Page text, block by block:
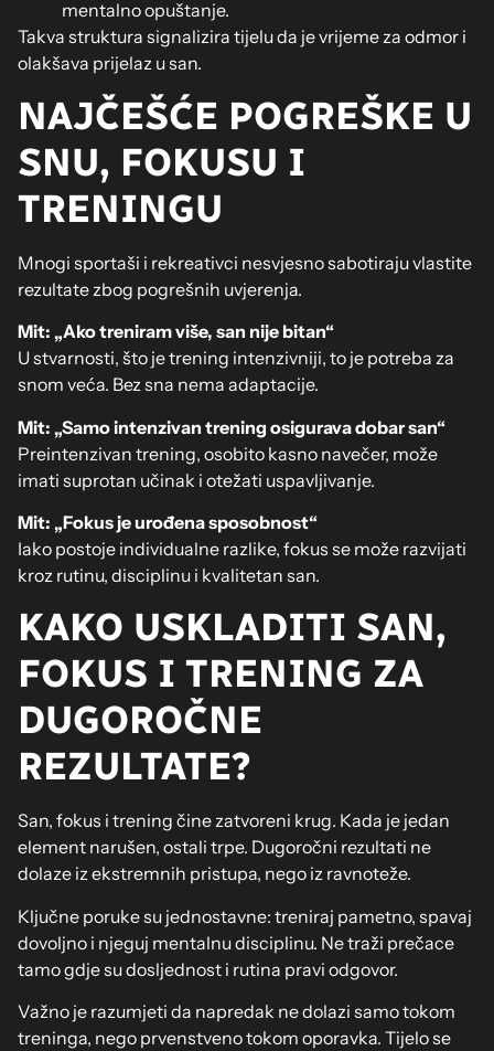
mentalno opuštanje.
Takva struktura signalizira tijelu da je vrijeme za odmor i
olakšava prijelaz u san.
NAJČEŠĆE POGREŠKE U
SNU, FOKUSU I
TRENINGU
Mnogi sportaši i rekreativci nesvjesno sabotiraju vlastite
rezultate zbog pogrešnih uvjerenja.
Mit: „Ako treniram više, san nije bitan“
U stvarnosti, što je trening intenzivniji, to je potreba za
snom veća. Bez sna nema adaptacije.
Mit: „Samo intenzivan trening osigurava dobar san“
Preintenzivan trening, osobito kasno navečer, može
imati suprotan učinak i otežati uspavljivanje.
Mit: „Fokus je urođena sposobnost“
Iako postoje individualne razlike, fokus se može razvijati
kroz rutinu, disciplinu i kvalitetan san.
KAKO USKLADITI SAN,
FOKUS I TRENING ZA
DUGOROČNE
REZULTATE?
San, fokus i trening čine zatvoreni krug. Kada je jedan
element narušen, ostali trpe. Dugoročni rezultati ne
dolaze iz ekstremnih pristupa, nego iz ravnoteže.
Ključne poruke su jednostavne: treniraj pametno, spavaj
dovoljno i njeguj mentalnu disciplinu. Ne traži prečace
tamo gdje su dosljednost i rutina pravi odgovor.
Važno je razumjeti da napredak ne dolazi samo tokom
treninga, nego prvenstveno tokom oporavka. Tijelo se